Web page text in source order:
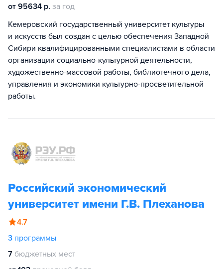
от 95634 р. за год
Кемеровский государственный университет культуры
и искусств был создан с целью обеспечения Западной
Сибири квалифицированными специалистами в области
организации социально-культурной деятельности,
художественно-массовой работы, библиотечного дела,
управления и экономики культурно-просветительной
работы.
Российский экономический
университет имени Г.В. Плеханова
4.7
3 программы
7 бюджетных мест